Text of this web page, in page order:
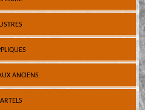
ANCIENS